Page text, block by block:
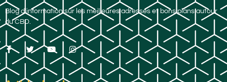
Blog d’information sur les meilleures adresses et bons plans autour
du CBD.